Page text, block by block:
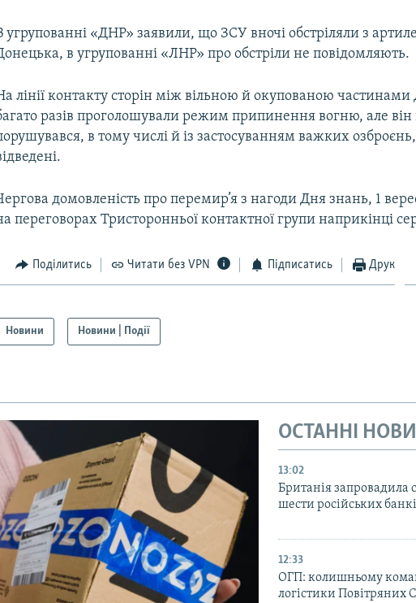
угрупованні «ДНР» заявили, що ЗСУ вночі обстріляли з
в угрупованні «ЛНР» про обстріли не повідомляють.
лінії контакту сторін між вільною й окупованою
разів проголошували режим припинення вогню, але
в тому числі й із застосуванням важких
домовленість про перемир’я з нагоди Дня знань, 1
переговорах Тристоронньої контактної групи наприкінці
Поділитись Читати без VPN Підписатись Друк
Новини Новини | Події
ОСТАННІ
13:02
Британія запровадила
шести російських
12:33
ОГП: колишньому
логістики Повітряних